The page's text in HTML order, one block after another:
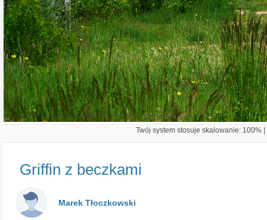
Twój system stosuje skalowanie: 100%
Griffin z beczkami
Marek Tłoczkowski